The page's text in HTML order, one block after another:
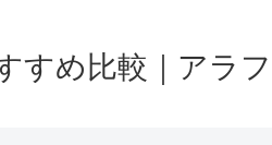
すめ比較｜アラ